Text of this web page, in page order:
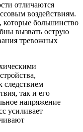
отличаются
воздействиям.
большинство
вызвать острую
тревожных
следствием
так и его
напряжение
усиливает